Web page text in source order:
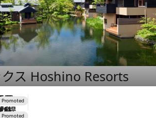
ス Hoshino Resorts
」